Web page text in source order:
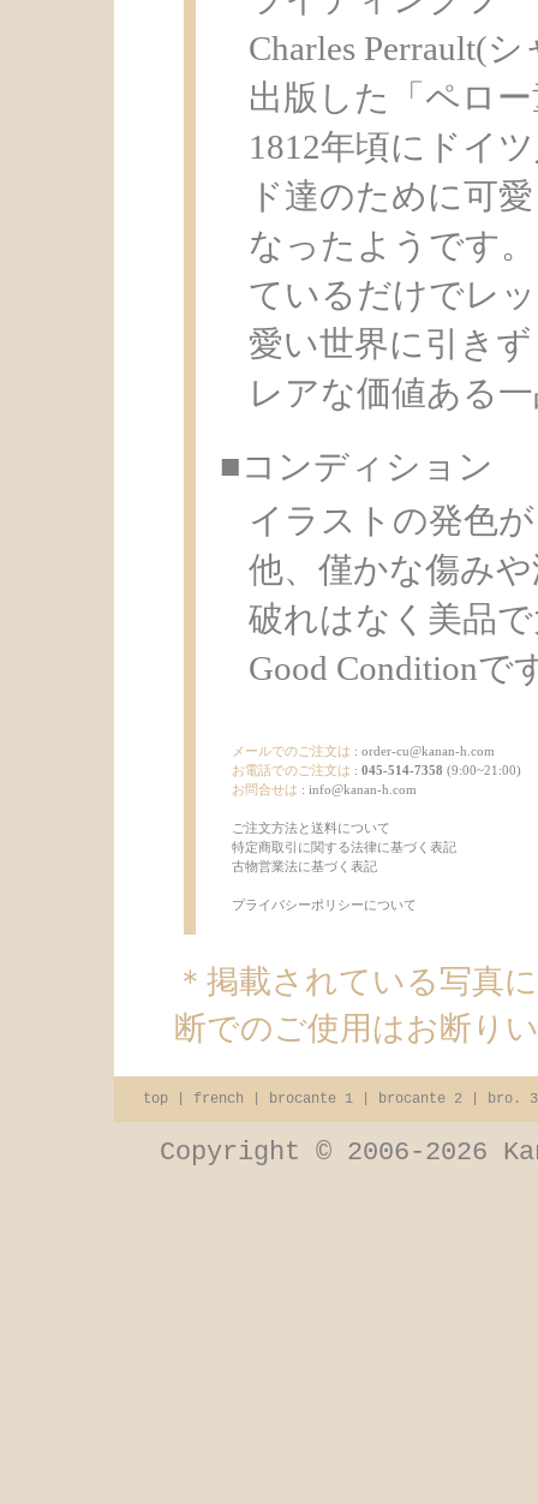
Charles Perrault(
出版した「ペロ
1812年頃にドイ
ド達のために可
なったようです
ているだけでレ
愛い世界に引き
レアな価値ある
■コンディション
イラストの発色
他、僅かな傷み
破れはなく美品
Good Conditionで
メールでのご注文は : order-cu@kanan-h.com
お電話でのご注文は : 045-514-7358 (9:00~21:00)
お問合せは : info@kanan-h.com
ご注文方法と送料について
特定商取引に関する法律に基づく表記
古物営業法に基づく表記
プライバシーポリシーについて
＊掲載されている写真
断でのご使用はお断り
top french brocante 1 brocante 2 bro. 3
Copyright © 2006-2026